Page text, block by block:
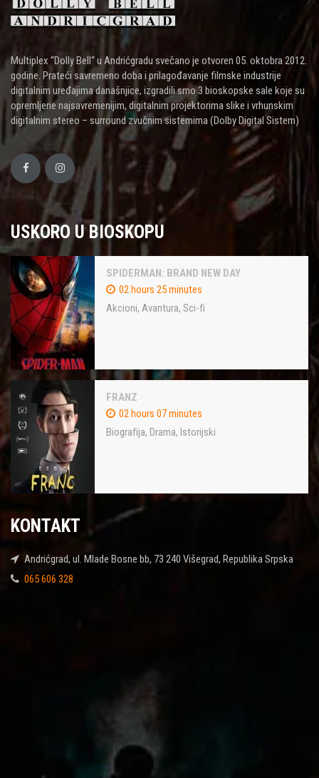
Multiplex “Dolly Bell“ u Andrićgradu svečano je otvoren 05. oktobra 2012.
godine. Prateći savremeno doba i prilagođavanje filmske industrije
digitalnim uređajima današnjice, izgradili smo 3 bioskopske sale koje su
opremljene najsavremenijim, digitalnim projektorima slike i vrhunskim
digitalnim stereo – surround zvučnim sistemima (Dolby Digital Sistem)
USKORO U BIOSKOPU
SPIDERMAN: BRAND NEW DAY
02 hours 25 minutes
Akcioni, Avantura, Sci-fi
FRANZ
02 hours 07 minutes
Biografija, Drama, Istorijski
KONTAKT
Andrićgrad, ul. Mlade Bosne bb, 73 240 Višegrad, Republika Srpska
065 606 328